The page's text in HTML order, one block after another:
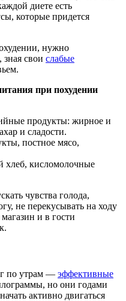
диете есть
которые придется
нужно
зная свои слабые
при похудении
продукты: жирное и
и сладости.
постное мясо,
хлеб, кисломолочные
чувства голода,
не перекусывать на ходу
и в гости
по утрам — эффективные
но они годами
активно двигаться